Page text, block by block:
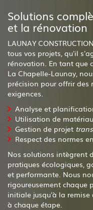
Solutions
et la rénovation
LAUNAY
tous vos projets, qu'il
rénovation. En tant que
La Chapelle-Launay,
précision pour offrir des
exigences.
Analyse et
Utilisation de
Gestion de projet
Respect des normes
Nos solutions intègrent
pratiques écologiques,
et performante. Nous
rigoureusement chaque
initiale jusqu'à la
à chaque étape.